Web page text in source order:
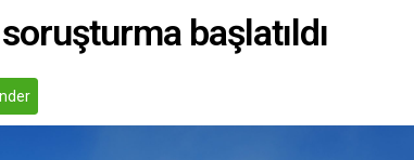
başlatıldı